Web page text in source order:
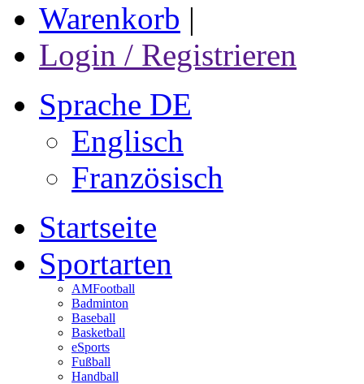
Warenkorb |
Login / Registrieren
Sprache DE
Englisch
Französisch
Startseite
Sportarten
AMFootball
Badminton
Baseball
Basketball
eSports
Fußball
Handball